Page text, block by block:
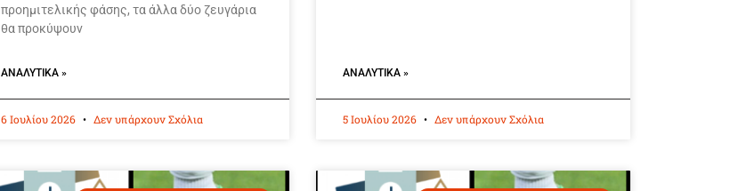
προημιτελικής φάσης, τα άλλα δύο ζευγάρια
θα προκύψουν
ΑΝΑΛΥΤΙΚΆ »
6 Ιουλίου 2026 Δεν υπάρχουν Σχόλια
ΑΝΑΛΥΤΙΚΆ »
5 Ιουλίου 2026 Δεν υπάρχουν Σχόλια